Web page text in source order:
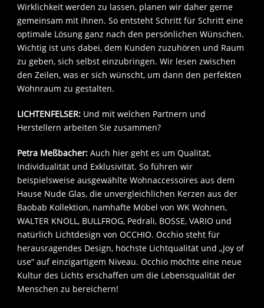
Wirklichkeit werden zu lassen, planen wir daher gerne
gemeinsam mit ihnen. So entsteht Schritt für Schritt eine
optimale Lösung ganz nach den persönlichen Wünschen.
Wichtig ist uns dabei, dem Kunden zuzuhören und Raum
zu geben, sich selbst einzubringen. Wir lesen zwischen
den Zeilen, was er sich wünscht, um dann den perfekten
Wohnraum zu gestalten.
LICHTENFELSER: Und mit welchen Partnern und
Herstellern arbeiten Sie zusammen?
Petra Meßbacher: Auch hier geht es um Qualität,
Individualität und Exklusivität. So führen wir
beispielsweise ausgewählte Wohnaccessoires aus dem
Hause Nude Glas, die unvergleichlichen Kerzen aus der
Baobab Kollektion, namhafte Möbel von WK Wohnen,
WALTER KNOLL, BULLFROG, Pedrali, BOSSE, VARIO und
natürlich Lichtdesign von OCCHIO. Occhio steht für
herausragendes Design, höchste Lichtqualität und „Joy of
use“ auf einzigartigem Niveau. Occhio möchte eine neue
Kultur des Lichts erschaffen um die Lebensqualität der
Menschen zu bereichern!